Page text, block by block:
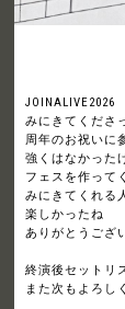
JOINALIVE2026
みにきてくださ
周年のお祝いに
強くはなかった
フェスを作って
みにきてくれる
楽しかったね
ありがとうござ
終演後セットリ
また次もよろし